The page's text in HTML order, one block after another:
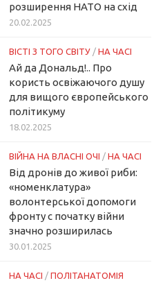
розширення НАТО на схід
20.02.2025
ВІСТІ З ТОГО СВІТУ / НА ЧАСІ
Ай да Дональд!.. Про
користь освіжаючого душу
для вищого європейського
політикуму
18.02.2025
ВІЙНА НА ВЛАСНІ ОЧІ / НА ЧАСІ
Від дронів до живої риби:
«номенклатура»
волонтерської допомоги
фронту с початку війни
значно розширилась
30.01.2025
НА ЧАСІ / ПОЛІТАНАТОМІЯ